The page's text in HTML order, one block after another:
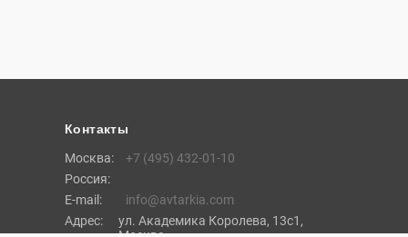
Контакты
Москва:
+7 (495) 432-01-10
Россия:
E-mail:
info@avtarkia.com
Адрес:
ул. Академика Королева, 13с1,